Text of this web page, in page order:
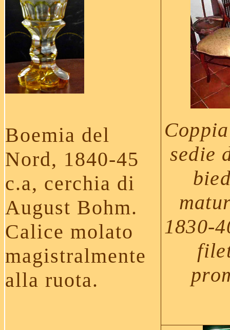
Boemia del
Nord, 1840-45
c.a, cerchia di
August Bohm.
Calice molato
magistralmente
alla ruota.
sedie
1830-